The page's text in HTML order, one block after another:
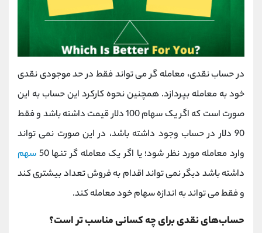
در حساب نقدی، معامله گر می تواند فقط در حد موجودی نقدی
خود به معامله بپردازد. همچنین نحوه کارکرد این حساب به این
صورت است که اگر یک سهام 100 دلار قیمت داشته باشد و فقط
90 دلار در حساب وجود داشته باشد، در این صورت نمی تواند
وارد معامله مورد نظر شود؛ یا اگر یک معامله گر تنها 50
سهم
داشته باشد دیگر نمی تواند اقدام به فروش تعداد بیشتری کند
و فقط می تواند به اندازه سهام خود معامله کند.
حساب‌های نقدی برای چه کسانی مناسب تر است؟